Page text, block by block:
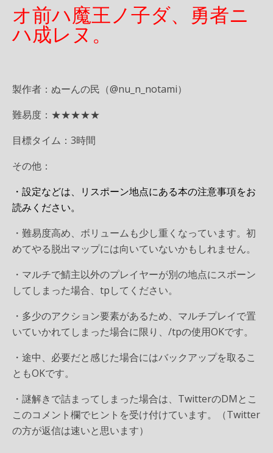
オ前ハ魔王ノ子ダ、勇者ニ
ハ成レヌ。
製作者：ぬーんの民（@nu_n_notami）
難易度：★★★★★
目標タイム：3時間
その他：
・設定などは、リスポーン地点にある本の注意事項をお
読みください。
・難易度高め、ボリュームも少し重くなっています。初
めてやる脱出マップには向いていないかもしれません。
・マルチで鯖主以外のプレイヤーが別の地点にスポーン
してしまった場合、tpしてください。
・多少のアクション要素があるため、マルチプレイで置
いていかれてしまった場合に限り、/tpの使用OKです。
・途中、必要だと感じた場合にはバックアップを取るこ
ともOKです。
・謎解きで詰まってしまった場合は、TwitterのDMとこ
このコメント欄でヒントを受け付けています。（Twitter
の方が返信は速いと思います）